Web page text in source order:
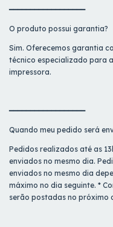
━━━━━━━━━━━━━━━━━━
O produto possui garantia?
Sim. Oferecemos garantia
técnico especializado para
impressora.
━━━━━━━━━━━━━━━━━━
Quando meu pedido será
Pedidos realizados até as
enviados no mesmo dia.
enviados no mesmo dia
máximo no dia seguinte. *
serão postadas no próximo